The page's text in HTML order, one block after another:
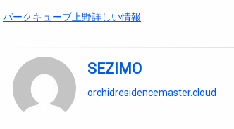
パークキューブ上野詳しい情報
SEZIMO
orchidresidencemaster.cloud